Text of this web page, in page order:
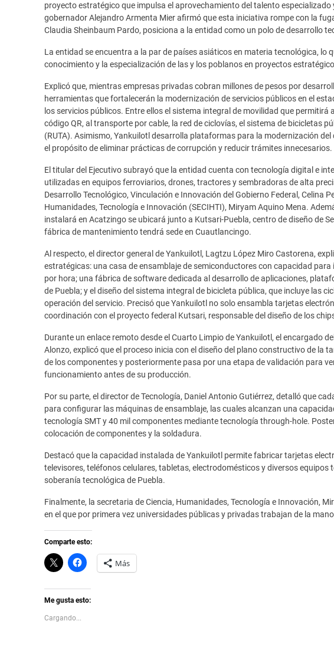
proyecto estratégico que impulsa el aprovechamiento del talento
gobernador Alejandro Armenta Mier afirmó que esta iniciativa rompe con la
Claudia Sheinbaum Pardo, posiciona a la entidad como un polo de desarrollo
La entidad se encuentra a la par de países asiáticos en materia tecnológica, lo
conocimiento y la especialización de las y los poblanos en proyectos
Explicó que, mientras empresas privadas cobran millones de pesos por
herramientas que fortalecerán la modernización de servicios públicos en el
los servicios públicos. Entre ellos el sistema integral de movilidad que
código QR, al transporte por cable, la red de ciclovías, el sistema de bicicletas
(RUTA). Asimismo, Yankuilotl desarrolla plataformas para la modernización
el propósito de eliminar prácticas de corrupción y reducir trámites innecesarios.
El titular del Ejecutivo subrayó que la entidad cuenta con tecnología digital e
utilizadas en equipos ferroviarios, drones, tractores y sembradoras de alta
Desarrollo Tecnológico, Vinculación e Innovación del Gobierno Federal, Celina
Humanidades, Tecnología e Innovación (SECIHTI), Miryam Aquino Mena.
instalará en Acatzingo se ubicará junto a Kutsari-Puebla, centro de diseño de
fábrica de mantenimiento tendrá sede en Cuautlancingo.
Al respecto, el director general de Yankuilotl, Lagtzu López Miro Castorena,
estratégicas: una casa de ensamblaje de semiconductores con capacidad
por hora; una fábrica de software dedicada al desarrollo de aplicaciones,
de Puebla; y el diseño del sistema integral de bicicleta pública, que incluye las
operación del servicio. Precisó que Yankuilotl no solo ensambla tarjetas
coordinación con el proyecto federal Kutsari, responsable del diseño de los
Durante un enlace remoto desde el Cuarto Limpio de Yankuilotl, el encargado
Alonzo, explicó que el proceso inicia con el diseño del plano constructivo de la
de los componentes y posteriormente pasa por una etapa de validación para
funcionamiento antes de su producción.
Por su parte, el director de Tecnología, Daniel Antonio Gutiérrez, detalló que
para configurar las máquinas de ensamblaje, las cuales alcanzan una
tecnología SMT y 40 mil componentes mediante tecnología through-hole.
colocación de componentes y la soldadura.
Destacó que la capacidad instalada de Yankuilotl permite fabricar tarjetas
televisores, teléfonos celulares, tabletas, electrodomésticos y diversos equipos
soberanía tecnológica de Puebla.
Finalmente, la secretaria de Ciencia, Humanidades, Tecnología e Innovación,
en el que por primera vez universidades públicas y privadas trabajan de la
Comparte esto:
C
l
k
t
o
s
h
H
a
l
i
Más
Me gusta esto:
Cargando...